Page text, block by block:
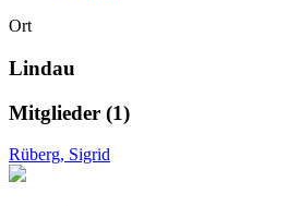
Ort
Lindau
Mitglieder (1)
Rüberg, Sigrid